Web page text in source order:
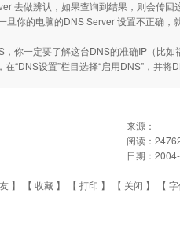
去做辨认，如果查询到结果，则会传回
你的电脑的DNS Server 设置不正确，
你一定要了解这台DNS的准确IP（比如
“DNS设置”栏目选择“启用DNS"，并将
来源：
阅读：
日期：
】 【 收藏 】 【 打印 】 【 关闭 】 【 字